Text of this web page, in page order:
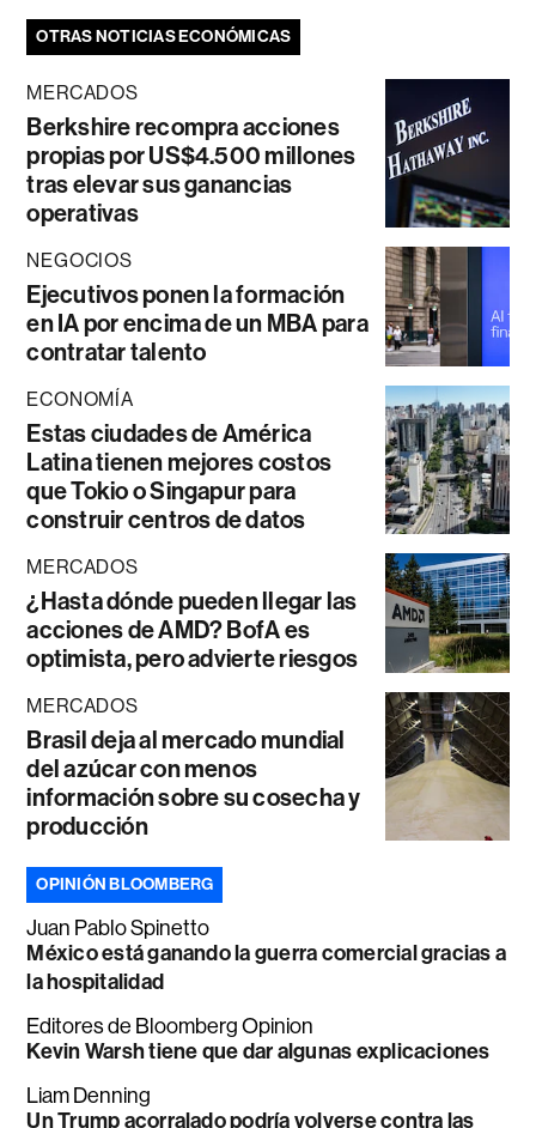
OTRAS NOTICIAS ECONÓMICAS
MERCADOS
Berkshire recompra acciones
propias por US$4.500 millones
tras elevar sus ganancias
operativas
NEGOCIOS
Ejecutivos ponen la formación
en IA por encima de un MBA para
contratar talento
ECONOMÍA
Estas ciudades de América
Latina tienen mejores costos
que Tokio o Singapur para
construir centros de datos
MERCADOS
¿Hasta dónde pueden llegar las
acciones de AMD? BofA es
optimista, pero advierte riesgos
MERCADOS
Brasil deja al mercado mundial
del azúcar con menos
información sobre su cosecha y
producción
OPINIÓN BLOOMBERG
Juan Pablo Spinetto
México está ganando la guerra comercial gracias a
la hospitalidad
Editores de Bloomberg Opinion
Kevin Warsh tiene que dar algunas explicaciones
Liam Denning
Un Trump acorralado podría volverse contra las